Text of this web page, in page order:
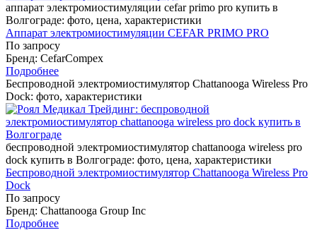
аппарат электромиостимуляции cefar primo pro купить в
Волгограде: фото, цена, характеристики
Аппарат электромиостимуляции CEFAR PRIMO PRO
По запросу
Бренд: CefarCompex
Подробнее
Беспроводной электромиостимулятор Chattanooga Wireless Pro
Dock: фото, характеристики
беспроводной электромиостимулятор chattanooga wireless pro
dock купить в Волгограде: фото, цена, характеристики
Беспроводной электромиостимулятор Chattanooga Wireless Pro
Dock
По запросу
Бренд: Chattanooga Group Inc
Подробнее